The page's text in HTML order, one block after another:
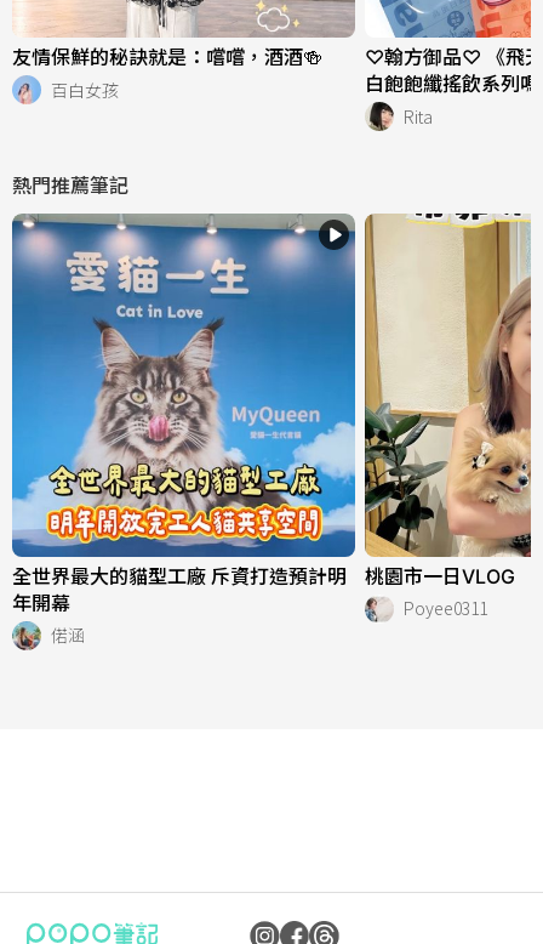
友情保鮮的秘訣就是：嚐嚐，酒酒🍻
百白女孩
♡翰方御品♡ 《飛
白飽飽纖搖飲系列
Rita
熱門推薦筆記
全世界最大的貓型工廠 斥資打造預計明
年開幕
偌涵
桃園市一日VLOG
Poyee0311